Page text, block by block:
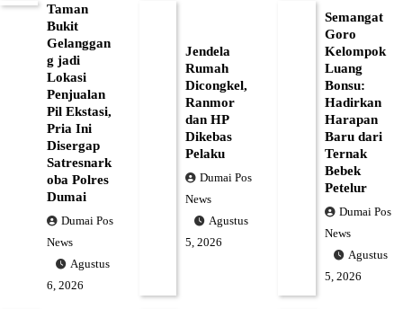
Taman
Bukit
Gelanggan
g jadi
Lokasi
Penjualan
Pil Ekstasi,
Pria Ini
Disergap
Satresnark
oba Polres
Dumai
Dumai Pos
News
Agustus
6, 2026
Jendela
Rumah
Dicongkel,
Ranmor
dan HP
Dikebas
Pelaku
Dumai Pos
News
Agustus
5, 2026
Semangat
Goro
Kelompok
Luang
Bonsu:
Hadirkan
Harapan
Baru dari
Ternak
Bebek
Petelur
Dumai Pos
News
Agustus
5, 2026